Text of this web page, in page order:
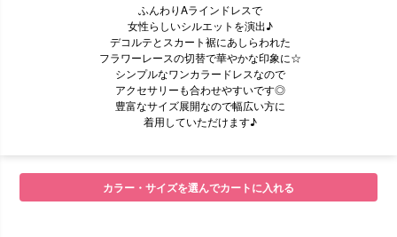
ふんわりAラインドレスで
女性らしいシルエットを演出♪
デコルテとスカート裾にあしらわれた
フラワーレースの切替で華やかな印象に☆
シンプルなワンカラードレスなので
アクセサリーも合わせやすいです◎
豊富なサイズ展開なので幅広い方に
着用していただけます♪
カラー・サイズを選んでカートに入れる